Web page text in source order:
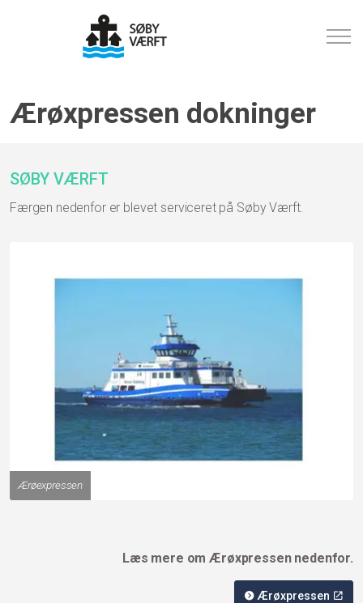
Ærøxpressen dokninger
SØBY VÆRFT
Færgen nedenfor er blevet serviceret på Søby Værft.
Ærøexpressen
Læs mere om Ærøxpressen nedenfor.
Ærøxpressen